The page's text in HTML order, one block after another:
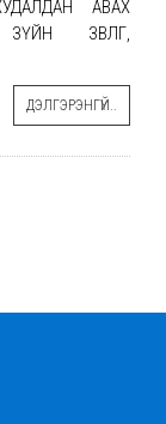
АВАХ
ЗӨВЛӨГӨӨ,
ДЭЛГЭРЭНГҮЙ..